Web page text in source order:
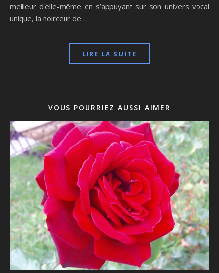
meilleur d’elle-même en s’appuyant sur son univers vocal
unique, la noirceur de…
LIRE LA SUITE
VOUS POURRIEZ AUSSI AIMER